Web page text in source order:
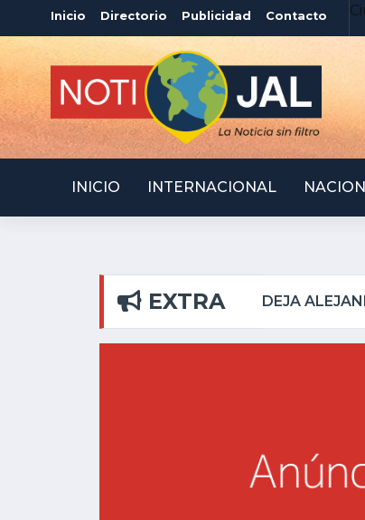
Inicio Directorio Publicidad Contacto
INICIO INTERNACIONAL
EXTRA